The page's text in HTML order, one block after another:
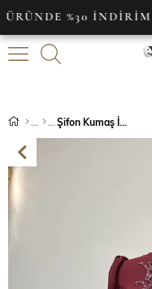
%30 İNDİRİM
Şifon Kumaş İşleme Detaylı Abiye Bordo